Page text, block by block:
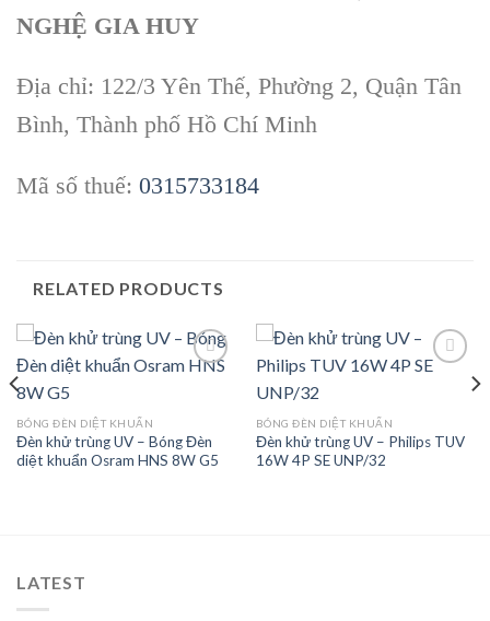
NGHỆ GIA HUY
Địa chỉ: 122/3 Yên Thế, Phường 2, Quận Tân
Bình, Thành phố Hồ Chí Minh
Mã số thuế: 0315733184
RELATED PRODUCTS
BÓNG ĐÈN DIỆT KHUẨN
Đèn khử trùng UV – Bóng Đèn
diệt khuẩn Osram HNS 8W G5
BÓNG ĐÈN DIỆT KHUẨN
Đèn khử trùng UV – Philips TUV
16W 4P SE UNP/32
LATEST